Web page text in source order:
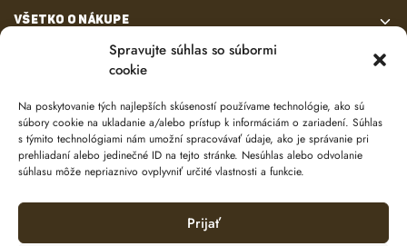
Spravujte súhlas so súbormi
cookie
Na poskytovanie tých najlepších skúseností používame technológie, ako sú
súbory cookie na ukladanie a/alebo prístup k informáciám o zariadení. Súhlas
s týmito technológiami nám umožní spracovávať údaje, ako je správanie pri
prehliadaní alebo jedinečné ID na tejto stránke. Nesúhlas alebo odvolanie
súhlasu môže nepriaznivo ovplyvniť určité vlastnosti a funkcie.
Prijať
VŠETKO O NÁKUPE
© 2024 e-shop od